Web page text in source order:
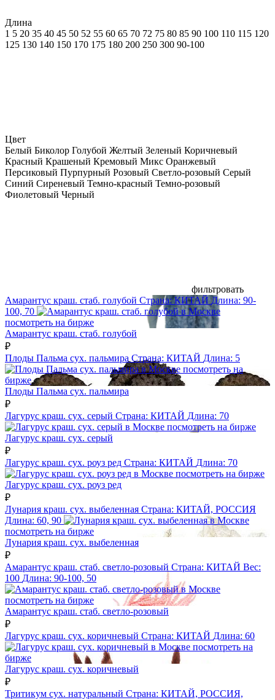
Длина
1 5 20 35 40 45 50 52 55 60 65 70 72 75 80 85 90 100 110 115 120
125 130 140 150 170 175 180 200 250 300 90-100
Цвет
Белый Биколор Голубой Желтый Зеленый Коричневый
Красный Крашеный Кремовый Микс Оранжевый
Персиковый Пурпурный Розовый Светло-розовый Серый
Синий Сиреневый Темно-красный Темно-розовый
Фиолетовый Черный
фильтровать
Амарантус краш. стаб. голубой Страна:КИТАЙ Длина: 90-
100, 70
посмотреть на бирже
Амарантус краш. стаб. голубой
₽
Плоды Пальма сух. пальмира Страна: КИТАЙ Длина: 5
посмотреть на
бирже
Плоды Пальма сух. пальмира
₽
Лагурус краш. сух. серый Страна: КИТАЙ Длина: 70
посмотреть на бирже
Лагурус краш. сух. серый
₽
Лагурус краш. сух. роуз ред Страна: КИТАЙ Длина: 70
посмотреть на бирже
Лагурус краш. сух. роуз ред
₽
Лунария краш. сух. выбеленная Страна: КИТАЙ, РОССИЯ
Длина: 60, 90
посмотреть на бирже
Лунария краш. сух. выбеленная
₽
Амарантус краш. стаб. светло-розовый Страна: КИТАЙ Вес:
100 Длина: 90-100, 50
посмотреть на бирже
Амарантус краш. стаб. светло-розовый
₽
Лагурус краш. сух. коричневый Страна: КИТАЙ Длина: 60
посмотреть на
бирже
Лагурус краш. сух. коричневый
₽
Тритикум сух. натуральный Страна: КИТАЙ, РОССИЯ,